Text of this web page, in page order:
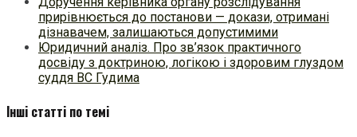
прирівнюється до постанови — докази, отримані
дізнавачем, залишаються допустимими
Юридичний аналіз. Про зв’язок практичного
досвіду з доктриною, логікою і здоровим глуздом
суддя ВС Гудима
Інші статті по темі